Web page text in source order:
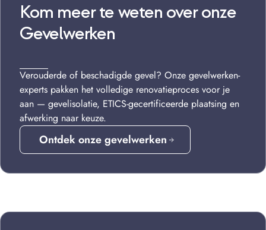
Kom meer te weten over onze
Gevelwerken
Verouderde of beschadigde gevel? Onze gevelwerken-
experts pakken het volledige renovatieproces voor je
aan — gevelisolatie, ETICS-gecertificeerde plaatsing en
afwerking naar keuze.
Ontdek onze gevelwerken